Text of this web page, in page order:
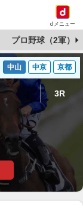
dメニュー
プロ野球（2軍）
中山 中京 京都
3R